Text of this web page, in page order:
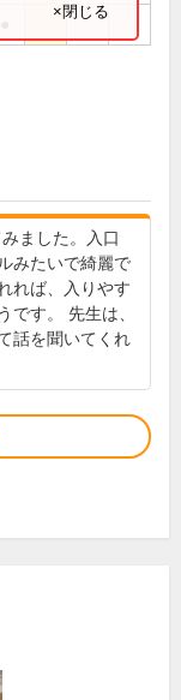
×閉じる
ました。入口
みたいで綺麗で
れば、入りやす
です。 先生は、
話を聞いてくれ